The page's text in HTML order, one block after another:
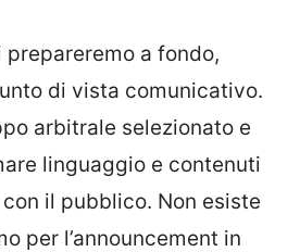
prepareremo a fondo,
di vista comunicativo.
arbitrale selezionato e
linguaggio e contenuti
il pubblico. Non esiste
per l’announcement in